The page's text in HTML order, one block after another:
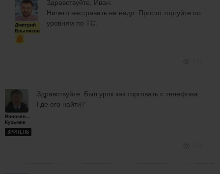
Дмитрий
Брыляков
Здравствуйте, Иван.
Ничего настравать не надо. Просто торгуйте по
уровням по ТС.
Иннокентий
Кузьмин
ЗРИТЕЛЬ
Здравствуйте. Был урок как торговать с телефона.
Где его найти?